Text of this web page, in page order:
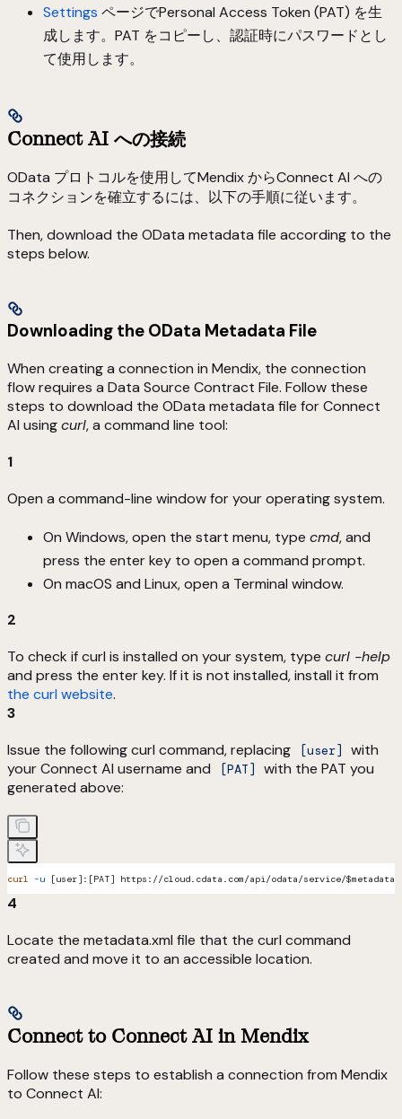
Settings ページでPersonal Access Token (PAT) を生
成します。PAT をコピーし、認証時にパスワードとし
て使用します。
Connect AI への接続
OData プロトコルを使用してMendix からConnect AI への
コネクションを確立するには、以下の手順に従います。
Then, download the OData metadata file according to the
steps below.
Downloading the OData Metadata File
When creating a connection in Mendix, the connection
flow requires a Data Source Contract File. Follow these
steps to download the OData metadata file for Connect
AI usingcurl, a command line tool:
1
Open a command-line window for your operating system.
On Windows, open the start menu, type cmd, and
press the enter key to open a command prompt.
On macOS and Linux, open a Terminal window.
2
To check if curl is installed on your system, type curl -help
and press the enter key. If it is not installed, install it from
the curl website.
3
Issue the following curl command, replacing
[user]
with
your Connect AI username and
[PAT]
with the PAT you
generated above:
curl -u [user]:[PAT] https://cloud.cdata.com/api/odata/service/$metadata
4
Locate the metadata.xml file that the curl command
created and move it to an accessible location.
Connect to Connect AI in Mendix
Follow these steps to establish a connection from Mendix
to Connect AI: